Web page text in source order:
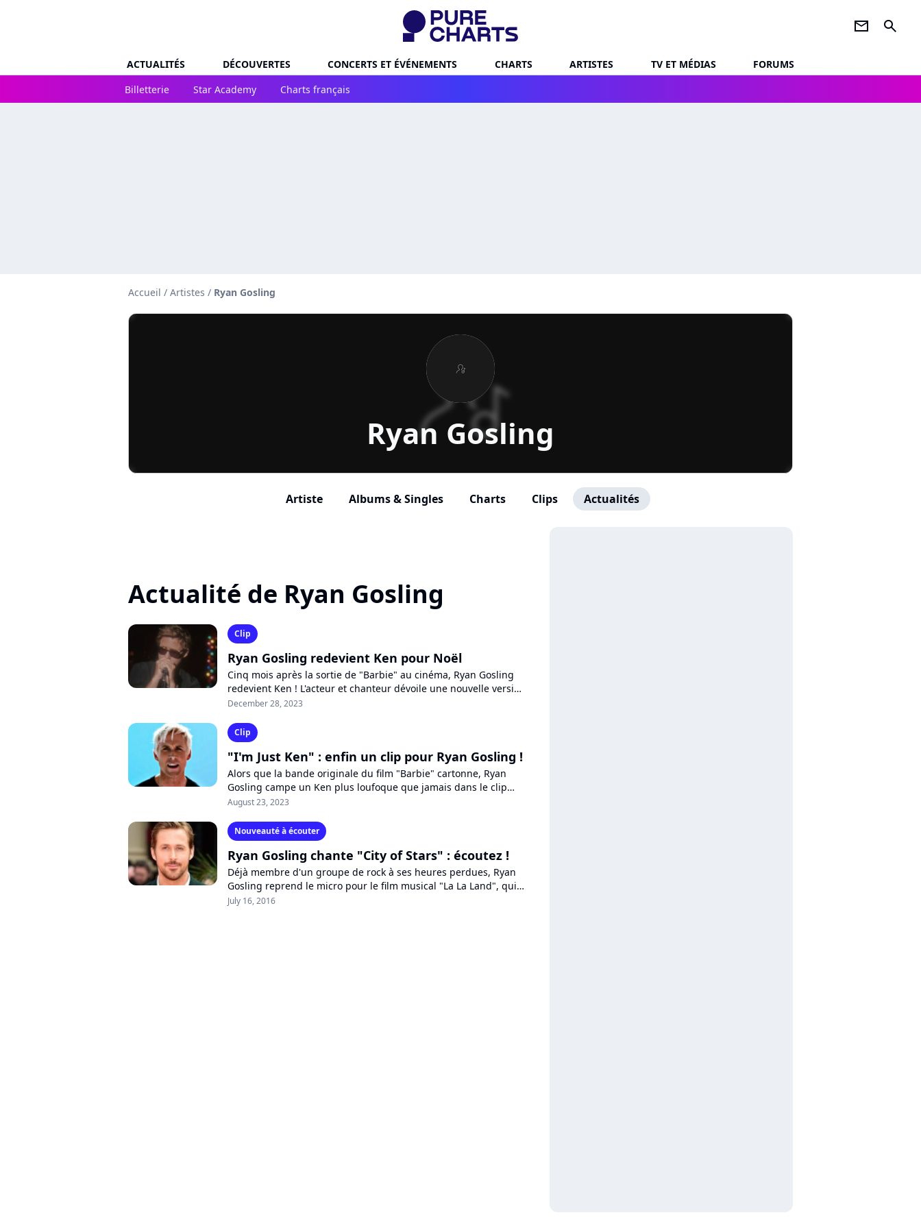
newsletter search
ACTUALITÉS DÉCOUVERTES CONCERTS ET ÉVÉNEMENTS CHARTS ARTISTES TV ET MÉDIAS
FORUMS
Billetterie
Star Academy Charts français
Accueil / Artistes / Ryan Gosling
Ryan Gosling
Artiste Albums & Singles Charts Clips Actualités
Actualité de Ryan Gosling
Clip
Ryan Gosling redevient Ken pour Noël
Cinq mois après la sortie de "Barbie" au cinéma, Ryan Gosling
redevient Ken ! L'acteur et chanteur dévoile une nouvelle version
de son délirant morceau...
December 28, 2023
Clip
"I'm Just Ken" : enfin un clip pour Ryan Gosling !
Alors que la bande originale du film "Barbie" cartonne, Ryan
Gosling campe un Ken plus loufoque que jamais dans le clip
chorégraphié du titre "I'm Just...
August 23, 2023
Nouveauté à écouter
Ryan Gosling chante "City of Stars" : écoutez !
Déjà membre d'un groupe de rock à ses heures perdues, Ryan
Gosling reprend le micro pour le film musical "La La Land", qui
sortira en novembre 2016. L'acteur...
July 16, 2016